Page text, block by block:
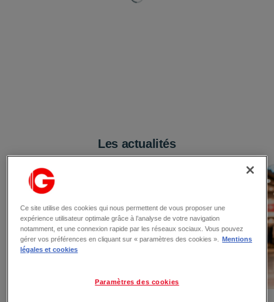
Les actualités
Ce site utilise des cookies qui nous permettent de vous proposer une
expérience utilisateur optimale grâce à l’analyse de votre navigation
notamment, et une connexion rapide par les réseaux sociaux. Vous pouvez
gérer vos préférences en cliquant sur « paramètres des cookies ».
Mentions
légales et cookies
Paramètres des cookies